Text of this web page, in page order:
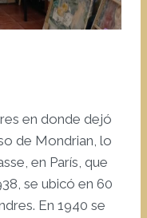
en donde dejó
de Mondrian, lo
en París, que
se ubicó en 60
En 1940 se